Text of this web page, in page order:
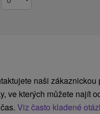
naši zákaznickou
ve kterých můžete najít
Viz často kladené